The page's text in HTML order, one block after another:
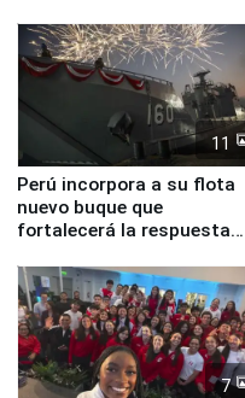
11
Perú incorpora a su flota
nuevo buque que
fortalecerá la respuesta
7